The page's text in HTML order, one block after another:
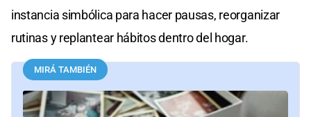
instancia simbólica para hacer pausas, reorganizar
rutinas y replantear hábitos dentro del hogar.
MIRÁ TAMBIÉN